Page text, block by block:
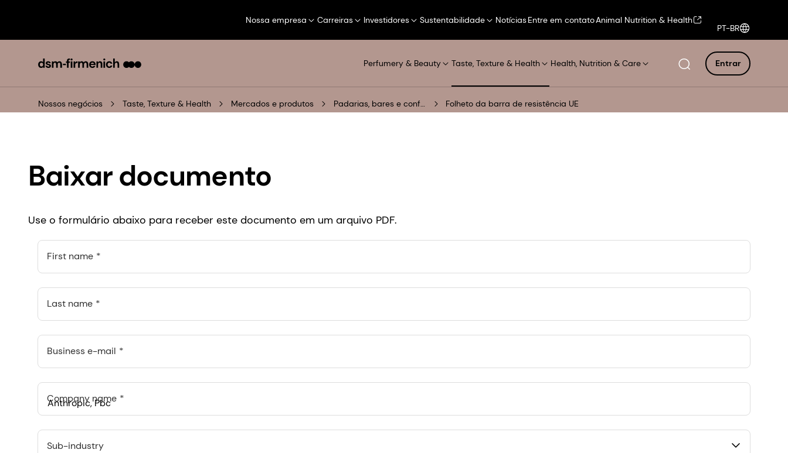
Nossa empresa Carreiras Investidores Sustentabilidade NotíciasEntre em contatoAnimal Nutrition & Health
PT-BR
Perfumery & Beauty Taste, Texture & Health Health, Nutrition & Care Entrar
Nossos negócios Taste, Texture & Health Mercados e produtos Padarias, bares e confeitarias Folheto da barra de resistência UE
Baixar documento
Use o formulário abaixo para receber este documento em um arquivo PDF.
First name
Last name
Business e-mail
Company name
Anthropic, PBC
548 Market St Pmb 90375, San Francisco, California, US
Sub-industry